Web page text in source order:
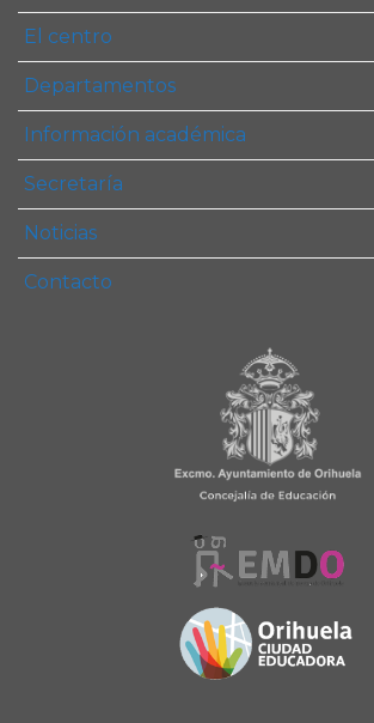
El centro
Departamentos
Información académica
Secretaría
Noticias
Contacto